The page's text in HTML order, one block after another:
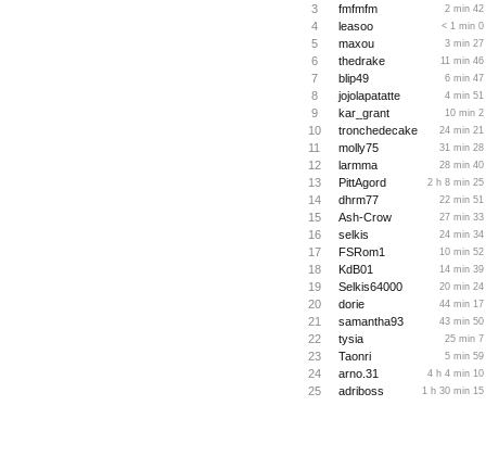
3 fmfmfm 2 min 42
4 leasoo < 1 min 0
5 maxou 3 min 27
6 thedrake 11 min
7 blip49 6 min 47
8 jojolapatatte 4 min 51
9 kar_grant 10 min
10 tronchedecake 24 min
11 molly75 31 min
12 larmma 28 min
13 PittAgord 2 h 8 min
14 dhrm77 22 min
15 Ash-Crow 27 min
16 selkis 24 min
17 FSRom1 10 min
18 KdB01 14 min
19 Selkis64000 20 min
20 dorie 44 min
21 samantha93 43 min
22 tysia 25 min 7
23 Taonri 5 min 59
24 arno.31 4 h 4 min
25 adriboss 1 h 30 min